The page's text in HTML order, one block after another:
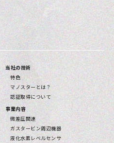
当社の技術
特色
マノスターとは？
認証取得について
事業内容
微差圧関連
ガスタービン周辺機器
液化水素レベルセンサ